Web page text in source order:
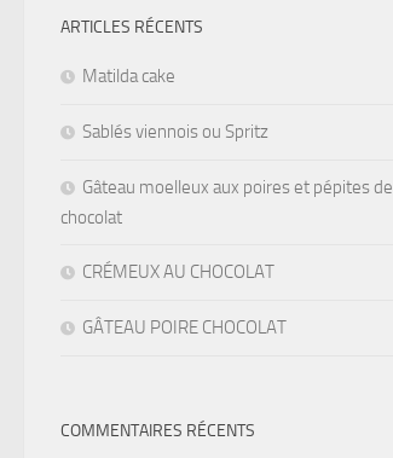
ARTICLES RÉCENTS
Matilda cake
Sablés viennois ou Spritz
Gâteau moelleux aux poires et pépites de
chocolat
CRÉMEUX AU CHOCOLAT
GÂTEAU POIRE CHOCOLAT
COMMENTAIRES RÉCENTS